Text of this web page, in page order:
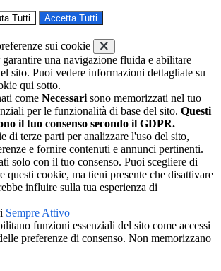
Tutti Accetta Tutti
sui cookie
una navigazione fluida e abilitare
sito. Puoi vedere informazioni dettagliate su
qui sotto.
come Necessari sono memorizzati nel tuo
per le funzionalità di base del sito. Questi
il tuo consenso secondo il GDPR.
di terze parti per analizzare l'uso del sito,
e fornire contenuti e annunci pertinenti.
solo con il tuo consenso. Puoi scegliere di
questi cookie, ma tieni presente che disattivare
influire sulla tua esperienza di
Sempre Attivo
funzioni essenziali del sito come accessi
preferenze di consenso. Non memorizzano